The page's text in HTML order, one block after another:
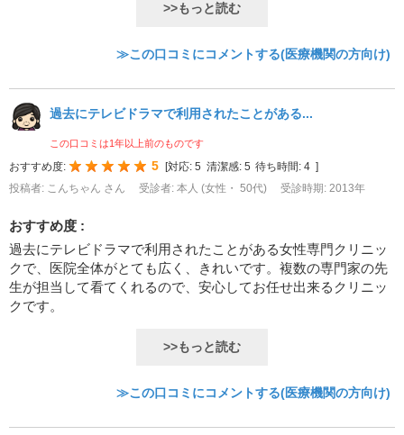
>>もっと読む
≫この口コミにコメントする(医療機関の方向け)
過去にテレビドラマで利用されたことがある...
この口コミは1年以上前のものです
おすすめ度: 5 [対応: 5 清潔感: 5 待ち時間: 4 ]
投稿者: こんちゃん さん
受診者: 本人 (女性・ 50代) 受診時期: 2013年
おすすめ度 :
過去にテレビドラマで利用されたことがある女性専門クリニッ
クで、医院全体がとても広く、きれいです。複数の専門家の先
生が担当して看てくれるので、安心してお任せ出来るクリニッ
クです。
>>もっと読む
≫この口コミにコメントする(医療機関の方向け)